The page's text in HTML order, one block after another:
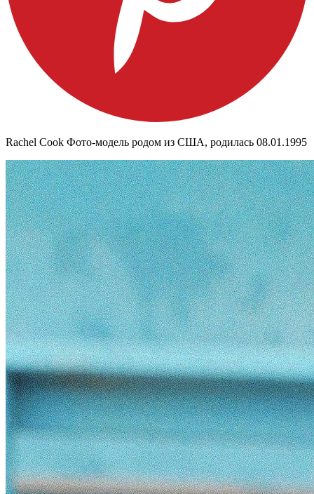
Rachel Cook Фото-модель родом из США, родилась 08.01.1995